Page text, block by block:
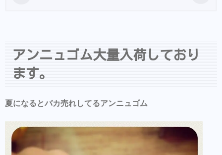
アンニュゴム大量入荷しており
ます。
夏になるとバカ売れしてるアンニュゴム